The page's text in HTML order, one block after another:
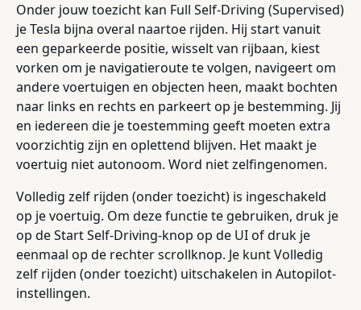
Onder jouw toezicht kan Full Self-Driving (Supervised)
je Tesla bijna overal naartoe rijden. Hij start vanuit
een geparkeerde positie, wisselt van rijbaan, kiest
vorken om je navigatieroute te volgen, navigeert om
andere voertuigen en objecten heen, maakt bochten
naar links en rechts en parkeert op je bestemming. Jij
en iedereen die je toestemming geeft moeten extra
voorzichtig zijn en oplettend blijven. Het maakt je
voertuig niet autonoom. Word niet zelfingenomen.
Volledig zelf rijden (onder toezicht) is ingeschakeld
op je voertuig. Om deze functie te gebruiken, druk je
op de Start Self-Driving-knop op de UI of druk je
eenmaal op de rechter scrollknop. Je kunt Volledig
zelf rijden (onder toezicht) uitschakelen in Autopilot-
instellingen.